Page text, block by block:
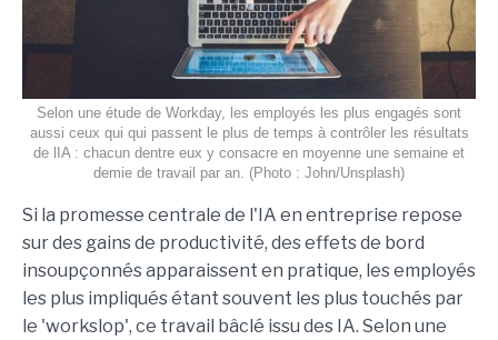
Selon une étude de Workday, les employés les plus engagés sont
aussi ceux qui qui passent le plus de temps à contrôler les résultats
de lIA : chacun dentre eux y consacre en moyenne une semaine et
demie de travail par an. (Photo : John/Unsplash)
Si la promesse centrale de l'IA en entreprise repose
sur des gains de productivité, des effets de bord
insoupçonnés apparaissent en pratique, les employés
les plus impliqués étant souvent les plus touchés par
le 'workslop', ce travail bâclé issu des IA. Selon une